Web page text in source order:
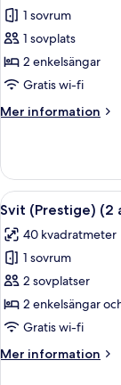
adults)
för
Juniorsvit
-
utsikt
poolen
1 sovrum
1 sovplats
2 enkelsängar
Gratis wi-fi
Mer information
Mer
-
utsikt
mot
poolen
(Single
use)
Öppna
alla
foton
för
Svit
(Prestige)
(2
8
Svit (Prestige) (2
40 kvadratmeter
1 sovrum
2 sovplatser
2 enkelsängar
Gratis wi-fi
Mer information
Mer